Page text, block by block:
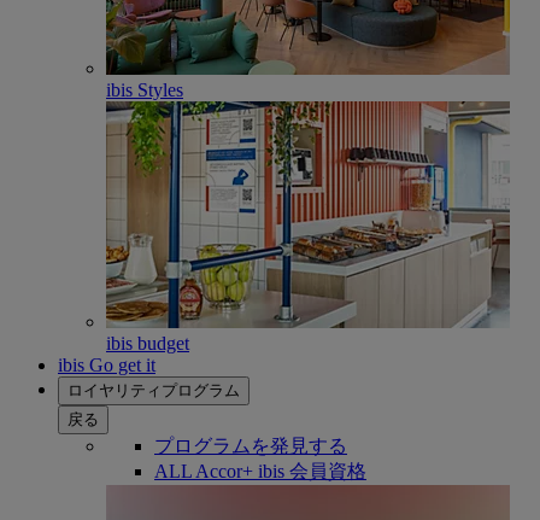
ibis Styles
ibis budget
ibis Go get it
ロイヤリティプログラム
戻る
プログラムを発見する
ALL Accor+ ibis 会員資格